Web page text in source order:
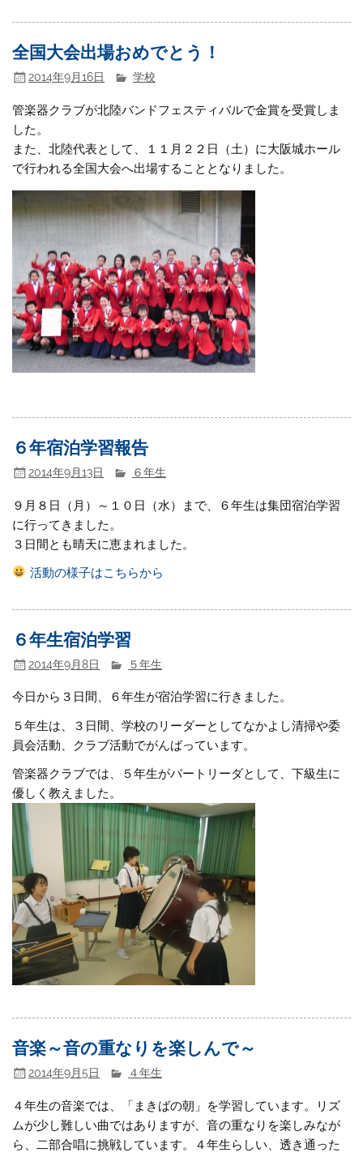
全国大会出場おめでとう！
2014年9月16日 学校
管楽器クラブが北陸バンドフェスティバルで金賞を受賞しま
した。
また、北陸代表として、１１月２２日（土）に大阪城ホール
で行われる全国大会へ出場することとなりました。
６年宿泊学習報告
2014年9月13日 ６年生
９月８日（月）～１０日（水）まで、６年生は集団宿泊学習
に行ってきました。
３日間とも晴天に恵まれました。
活動の様子はこちらから
６年生宿泊学習
2014年9月8日 ５年生
今日から３日間、６年生が宿泊学習に行きました。
５年生は、３日間、学校のリーダーとしてなかよし清掃や委
員会活動、クラブ活動でがんばっています。
管楽器クラブでは、５年生がパートリーダとして、下級生に
優しく教えました。
音楽～音の重なりを楽しんで～
2014年9月5日 ４年生
４年生の音楽では、「まきばの朝」を学習しています。リズ
ムが少し難しい曲ではありますが、音の重なりを楽しみなが
ら、二部合唱に挑戦しています。４年生らしい、透き通った